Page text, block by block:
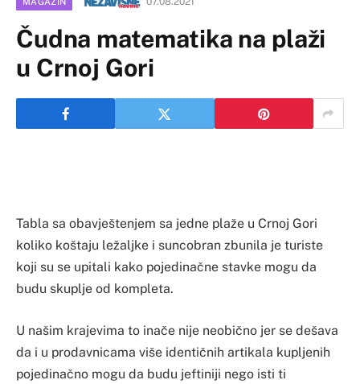
MAGAZIN
Čudna matematika na plaži
u Crnoj Gori
Tabla sa obavještenjem sa jedne plaže u Crnoj Gori
koliko koštaju ležaljke i suncobran zbunila je turiste
koji su se upitali kako pojedinačne stavke mogu da
budu skuplje od kompleta.
U našim krajevima to inače nije neobično jer se dešava
da i u prodavnicama više identičnih artikala kupljenih
pojedinačno mogu da budu jeftiniji nego isti ti